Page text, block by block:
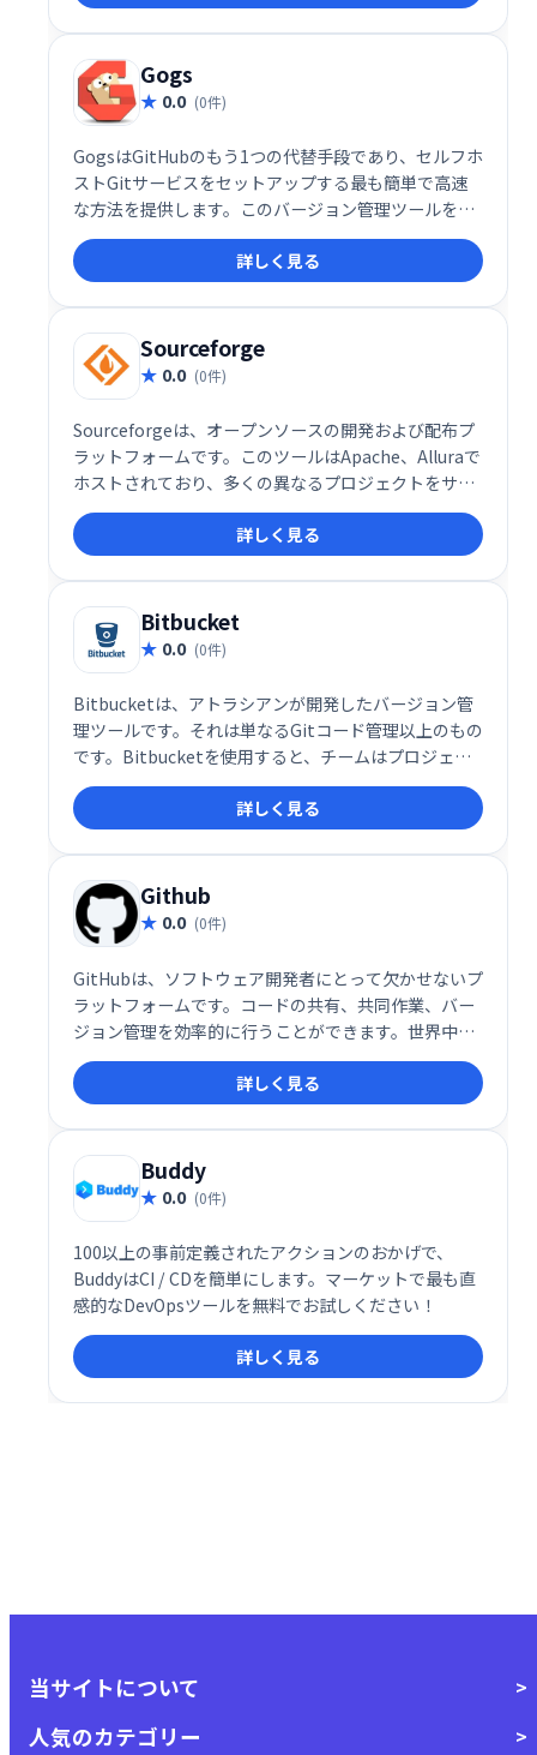
Gogs
0.0 (0件)
GogsはGitHubのもう1つの代替手段であり、セルフホ
ストGitサービスをセットアップする最も簡単で高速
な方法を提供します。このバージョン管理ツールを使
用すると、さまざまなプラットフォームで独立したバ
イナリ配布を実行できます。
詳しく見る
Sourceforge
0.0 (0件)
Sourceforgeは、オープンソースの開発および配布プ
ラットフォームです。このツールはApache、Alluraで
ホストされており、多くの異なるプロジェクトをサポ
ートしています。ユーザーは、バージョン管理システ
ムとしてGit、Mercurialのいずれかを選択できます。
詳しく見る
Bitbucket
0.0 (0件)
Bitbucketは、アトラシアンが開発したバージョン管
理ツールです。それは単なるGitコード管理以上のもの
です。Bitbucketを使用すると、チームはプロジェク
トの計画、コードの共同作業、テスト、展開を行うこ
とができます。
詳しく見る
Github
0.0 (0件)
GitHubは、ソフトウェア開発者にとって欠かせないプ
ラットフォームです。コードの共有、共同作業、バー
ジョン管理を効率的に行うことができます。世界中の
開発者とつながり、オープンソースプロジェクトに参
加したり、独自のプロジェクトをホストしたりできま
す。 GitHubを利用することで、開発プロセスをスム
ーズに進め、チームでの開発効率を向上させることが
できます。
詳しく見る
Buddy
0.0 (0件)
100以上の事前定義されたアクションのおかげで、
BuddyはCI / CDを簡単にします。マーケットで最も直
感的なDevOpsツールを無料でお試しください！
詳しく見る
当サイトについて
人気のカテゴリー